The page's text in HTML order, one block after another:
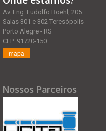
Av. Eng. Ludolfo Boehl, 205
Salas 301 e 302 Teresópolis
Porto Alegre - RS
CEP: 91720-150
mapa
Nossos Parceiros